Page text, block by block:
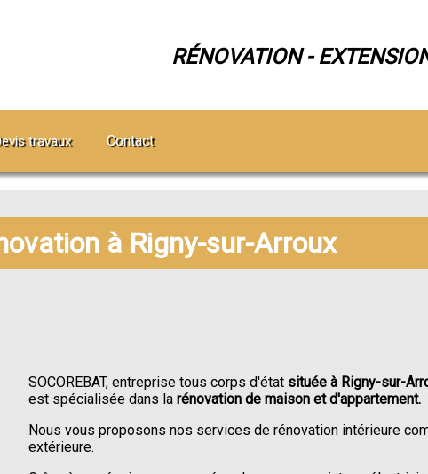
RÉNOVATION -
travaux Contact
à Rigny-sur-Arroux
SOCOREBAT, entreprise tous corps d'état située à Rigny-sur-
est spécialisée dans la rénovation de maison et d'appartement.
Nous vous proposons nos services de rénovation intérieure
extérieure.